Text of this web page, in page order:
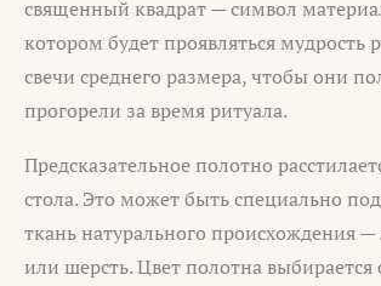
священный квадрат — символ
котором будет проявляться мудрость
свечи среднего размера, чтобы они
прогорели за время ритуала.
Предсказательное полотно
стола. Это может быть специально
ткань натурального происхождения
или шерсть. Цвет полотна выбирается